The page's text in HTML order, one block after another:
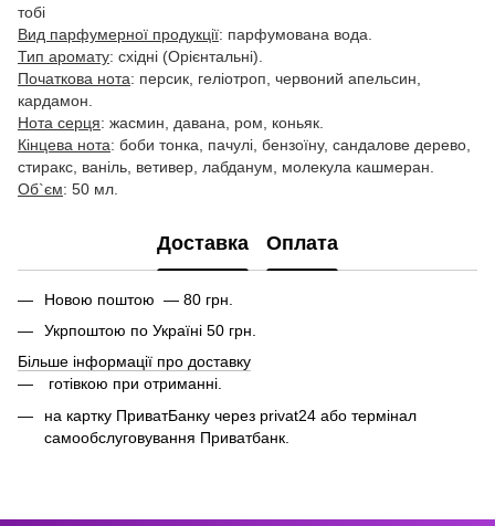
тобі
Вид парфумерної продукції: парфумована вода.
Тип аромату: східні (Орієнтальні).
Початкова нота: персик, геліотроп, червоний апельсин,
кардамон.
Нота серця: жасмин, давана, ром, коньяк.
Кінцева нота: боби тонка, пачулі, бензоїну, сандалове дерево,
стиракс, ваніль, ветивер, лабданум, молекула кашмеран.
Об`єм: 50 мл.
Доставка Оплата
Новою поштою — 80 грн.
Укрпоштою по Україні 50 грн.
Більше інформації про доставку
готівкою при отриманні.
на картку ПриватБанку через privat24 або термінал
самообслуговування Приватбанк.